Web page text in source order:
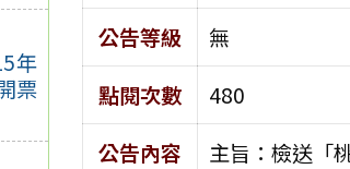
年
票
公告等級
無
點閱次數
480
公告內容
主旨：檢送「